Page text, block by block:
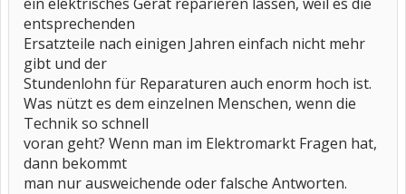
entsprechenden
Ersatzteile nach einigen Jahren einfach nicht mehr
gibt und der
Stundenlohn für Reparaturen auch enorm hoch ist.
Was nützt es dem einzelnen Menschen, wenn die
Technik so schnell
voran geht? Wenn man im Elektromarkt Fragen hat,
dann bekommt
man nur ausweichende oder falsche Antworten.